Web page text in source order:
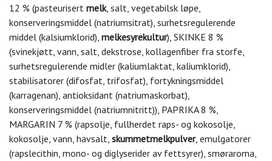
12 % (pasteurisert melk, salt, vegetabilsk løpe,
konserveringsmiddel (natriumsitrat), surhetsregulerende
middel (kalsiumklorid), melkesyrekultur), SKINKE 8 %
(svinekjøtt, vann, salt, dekstrose, kollagenfiber fra storfe,
surhetsregulerende midler (kaliumlaktat, kaliumklorid),
stabilisatorer (difosfat, trifosfat), fortykningsmiddel
(karragenan), antioksidant (natriumaskorbat),
konserveringsmiddel (natriumnitritt)), PAPRIKA 8 %,
MARGARIN 7 % (rapsolje, fullherdet raps- og kokosolje,
kokosolje, vann, havsalt, skummetmelkpulver, emulgatorer
(rapslecithin, mono- og diglyserider av fettsyrer), smøraroma,